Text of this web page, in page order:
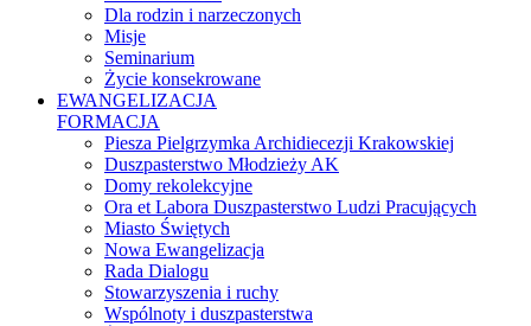
Dla rodzin i narzeczonych
Misje
Seminarium
Życie konsekrowane
EWANGELIZACJA
FORMACJA
Piesza Pielgrzymka Archidiecezji Krakowskiej
Duszpasterstwo Młodzieży AK
Domy rekolekcyjne
Ora et Labora Duszpasterstwo Ludzi Pracujących
Miasto Świętych
Nowa Ewangelizacja
Rada Dialogu
Stowarzyszenia i ruchy
Wspólnoty i duszpasterstwa